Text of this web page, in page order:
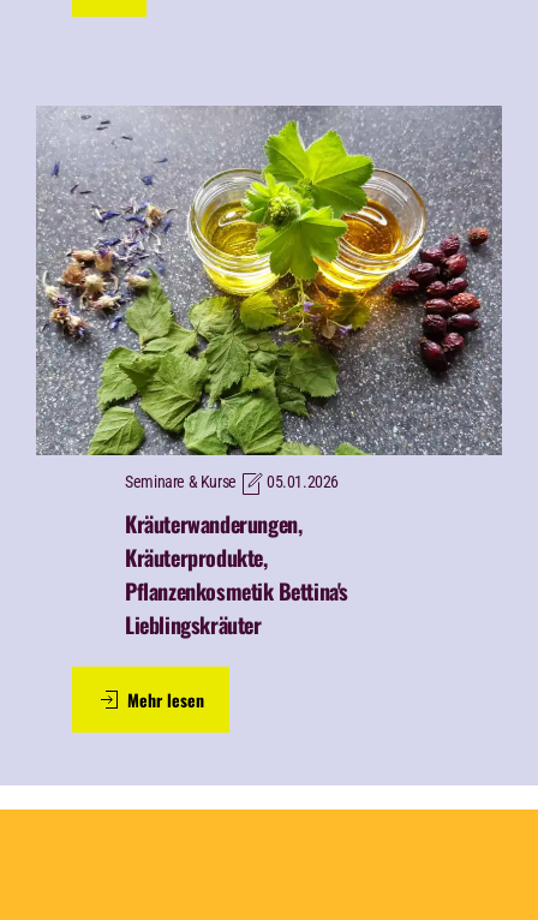
Seminare & Kurse 05.01.2026
Kräuterwanderungen,
Kräuterprodukte,
Pflanzenkosmetik Bettina's
Lieblingskräuter
Mehr lesen